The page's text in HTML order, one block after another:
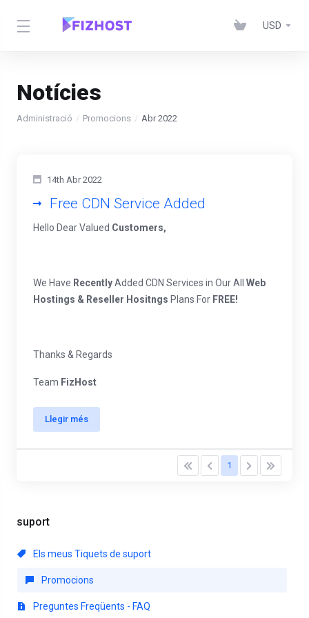
USD
Notícies
Administració Promocions Abr 2022
suport
Els meus Tiquets de suport
Promocions
Preguntes Freqüents - FAQ
14th Abr 2022
Free CDN Service Added
Hello Dear Valued Customers,
We Have RecentlyAdded CDN Services in Our All Web
Hostings & Reseller Hositngs Plans For FREE!
Thanks & Regards
Team FizHost
Llegir més
1